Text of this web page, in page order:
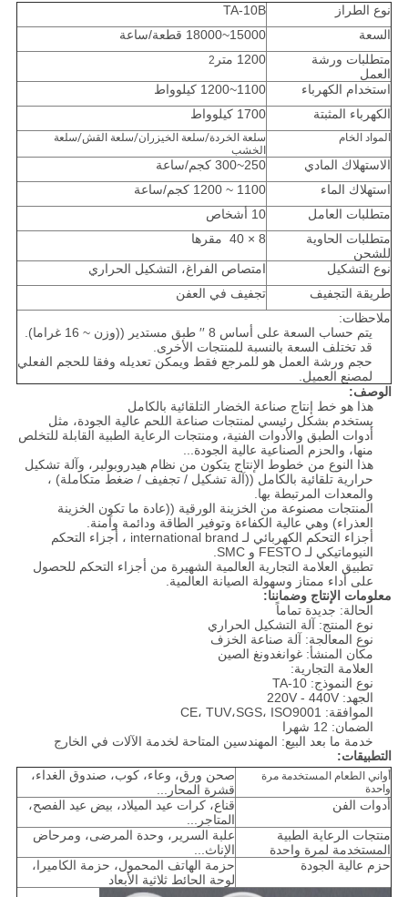
نوع الطراز
TA-10B
السعة
15000~18000 قطعة/ساعة
متطلبات ورشة
العمل
1200 متر 2
استخدام الكهرباء
1100~1200 كيلوواط
الكهرباء المثبتة
1700 كيلوواط
المواد الخام
سلعة الخردة/سلعة الخيزران/سلعة القش/سلعة
الخشب
الاستهلاك المادي
250~300 كجم/ساعة
استهلاك الماء
1100 ~ 1200 كجم/ساعة
متطلبات العامل
10 أشخاص
متطلبات الحاوية
للشحن
8 × 40 ‬ مقرها
نوع التشكيل
امتصاص الفراغ، التشكيل الحراري
طريقة التجفيف
تجفيف في العفن
ملاحظات:
يتم حساب السعة على أساس 8 ′′ طبق مستدير ((وزن ~ 16 غراما).
قد تختلف السعة بالنسبة للمنتجات الأخرى.
حجم ورشة العمل هو للمرجع فقط ويمكن تعديله وفقا للحجم الفعلي
لمصنع العميل.
الوصف:
هذا هو خط إنتاج صناعة الخضار التلقائية بالكامل
يستخدم بشكل رئيسي لمنتجات صناعة اللحم عالية الجودة، مثل
أدوات الطبق والأدوات الفنية، ومنتجات الرعاية الطبية القابلة للتخلص
منها، والحزم الصناعية عالية الجودة...
هذا النوع من خطوط الإنتاج يتكون من نظام هيدروبولبر، وآلة تشكيل
حرارية تلقائية بالكامل ((آلة تشكيل / تجفيف / ضغط متكاملة) ،
والمعدات المرتبطة بها.
المنتجات مصنوعة من الخزينة الورقية ((عادة ما تكون الخزينة
العذراء) وهي عالية الكفاءة وتوفير الطاقة ودائمة وآمنة.
أجزاء التحكم الكهربائي لـ international brand ، أجزاء التحكم
النيوماتيكي لـ FESTO و SMC.
تطبيق العلامة التجارية العالمية الشهيرة من أجزاء التحكم للحصول
على أداء ممتاز وسهولة الصيانة العالمية.
معلومات الإنتاج وضماننا:
الحالة: جديدة تماماً
نوع المنتج: آلة التشكيل الحراري
نوع المعالجة: آلة صناعة الخزف
مكان المنشأ: غوانغدونغ الصين
العلامة التجارية:
نوع النموذج: TA-10
الجهد: 220V - 440V
الموافقة: CE، TUV،SGS، ISO9001
الضمان: 12 شهرا
خدمة ما بعد البيع: المهندسين المتاحة لخدمة الآلات في الخارج
التطبيقات:
أواني الطعام المستخدمة مرة
واحدة
صحن ورق، وعاء، كوب، صندوق الغداء،
قشرة المحار...
أدوات الفن
قناع، كرات عيد الميلاد، بيض عيد الفصح،
المتاجر...
منتجات الرعاية الطبية
المستخدمة لمرة واحدة
علبة السرير، وحدة المرضى، ومرحاض
الإناث...
حزم عالية الجودة
حزمة الهاتف المحمول، حزمة الكاميرا،
لوحة الحائط ثلاثية الأبعاد